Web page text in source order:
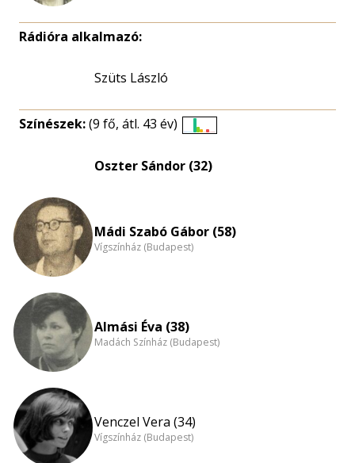
Rádióra alkalmazó:
Szüts László
Színészek:(9 fő, átl. 43 év)
eloszlás
Oszter Sándor (32)
Mádi Szabó Gábor (58)
Vígszínház (Budapest)
Almási Éva (38)
Madách Színház (Budapest)
Venczel Vera (34)
Vígszínház (Budapest)